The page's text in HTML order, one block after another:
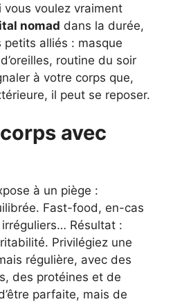
vous voulez vraiment
nomad dans la durée,
alliés : masque
routine du soir
à votre corps que,
il peut se reposer.
avec
à un piège :
Fast-food, en-cas
irréguliers… Résultat :
Privilégiez une
régulière, avec des
des protéines et de
parfaite, mais de